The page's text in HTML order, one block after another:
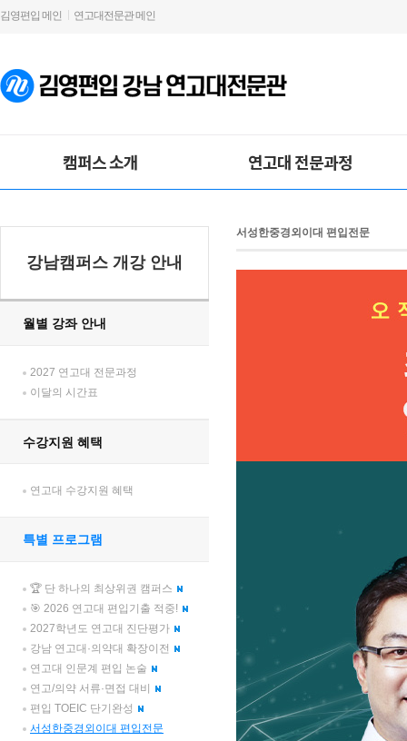
김영편입 메인 연고대전문관 메인
캠퍼스 소개 연고대 전문과정
강남캠퍼스 개강 안내
월별 강좌 안내
2027 연고대 전문과정
이달의 시간표
수강지원 혜택
연고대 수강지원 혜택
특별 프로그램
🏆 단 하나의 최상위권 캠퍼스
🎯 2026 연고대 편입기출 적중!
2027학년도 연고대 진단평가
강남 연고대·의약대 확장이전
연고대 인문계 편입 논술
연고/의약 서류·면접 대비
편입 TOEIC 단기완성
서성한중경외이대 편입전문
서성한중경외이대 편입전문